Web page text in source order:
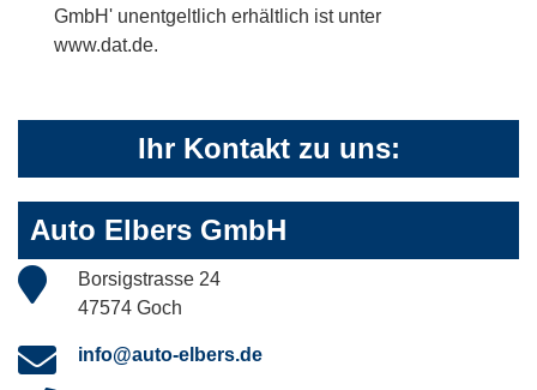
GmbH' unentgeltlich erhältlich ist unter
www.dat.de.
Ihr Kontakt zu uns:
Auto Elbers GmbH
Borsigstrasse 24
47574 Goch
info@auto-elbers.de